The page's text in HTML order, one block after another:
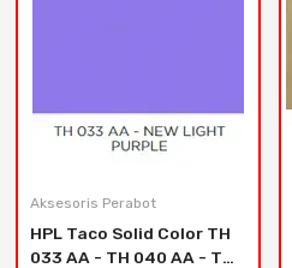
Aksesoris Perabot
HPL Taco Solid Color TH
033 AA - TH 040 AA - Th